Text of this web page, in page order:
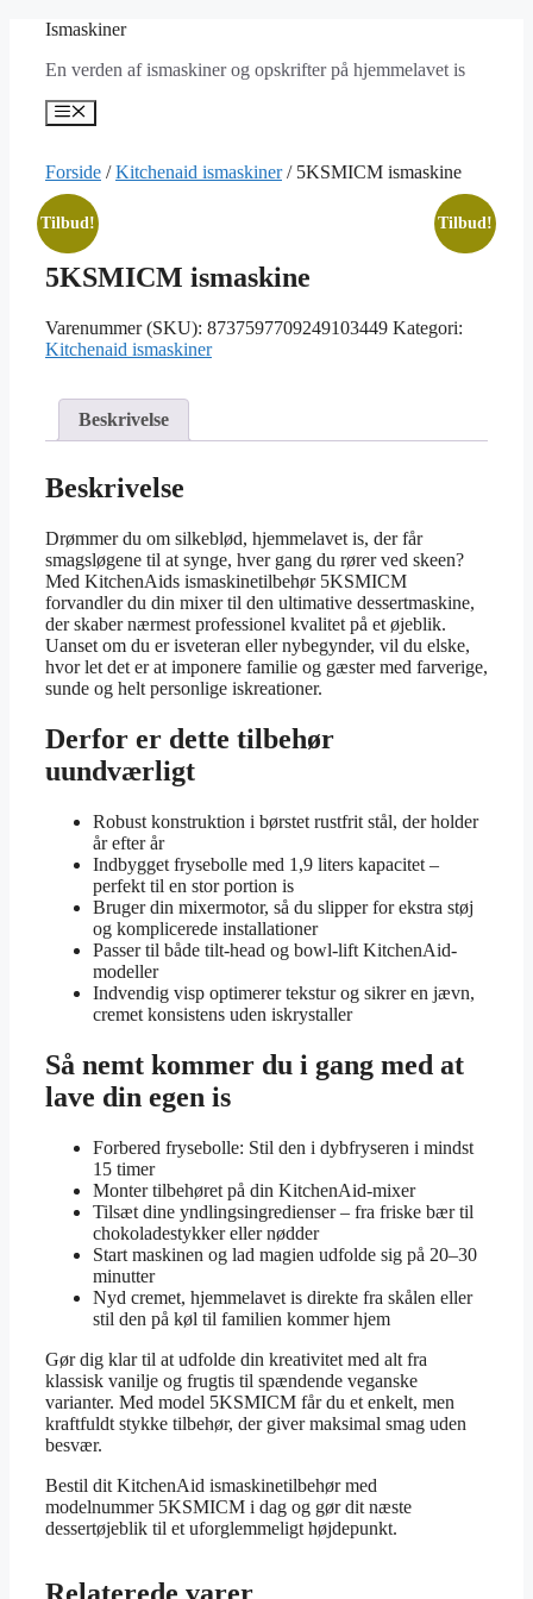
indhold
Ismaskiner
En verden af ismaskiner og opskrifter på hjemmelavet is
Menu
Forside /Kitchenaid ismaskiner/ 5KSMICM ismaskine
Tilbud!
5KSMICM ismaskine
Varenummer (SKU): 8737597709249103449 Kategori:
Kitchenaid ismaskiner
Beskrivelse
Beskrivelse
Drømmer du om silkeblød, hjemmelavet is, der får
smagsløgene til at synge, hver gang du rører ved skeen?
Med KitchenAids ismaskinetilbehør 5KSMICM
forvandler du din mixer til den ultimative dessertmaskine,
der skaber nærmest professionel kvalitet på et øjeblik.
Uanset om du er isveteran eller nybegynder, vil du elske,
hvor let det er at imponere familie og gæster med farverige,
sunde og helt personlige iskreationer.
Derfor er dette tilbehør
uundværligt
Robust konstruktion i børstet rustfrit stål, der holder
år efter år
Indbygget frysebolle med 1,9 liters kapacitet –
perfekt til en stor portion is
Bruger din mixermotor, så du slipper for ekstra støj
og komplicerede installationer
Passer til både tilt-head og bowl-lift KitchenAid-
modeller
Indvendig visp optimerer tekstur og sikrer en jævn,
cremet konsistens uden iskrystaller
Så nemt kommer du i gang med at
lave din egen is
Forbered frysebolle: Stil den i dybfryseren i mindst
15 timer
Monter tilbehøret på din KitchenAid-mixer
Tilsæt dine yndlingsingredienser – fra friske bær til
chokoladestykker eller nødder
Start maskinen og lad magien udfolde sig på 20–30
minutter
Nyd cremet, hjemmelavet is direkte fra skålen eller
stil den på køl til familien kommer hjem
Gør dig klar til at udfolde din kreativitet med alt fra
klassisk vanilje og frugtis til spændende veganske
varianter. Med model 5KSMICM får du et enkelt, men
kraftfuldt stykke tilbehør, der giver maksimal smag uden
besvær.
Bestil dit KitchenAid ismaskinetilbehør med
modelnummer 5KSMICM i dag og gør dit næste
dessertøjeblik til et uforglemmeligt højdepunkt.
Relaterede varer
Tilbud!